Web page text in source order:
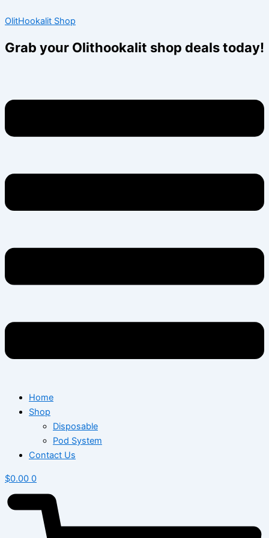
to
OlitHookalit Shop
Grab your Olithookalit shop deals today!
Home
Shop
Disposable
Pod System
Contact Us
$0.00 0